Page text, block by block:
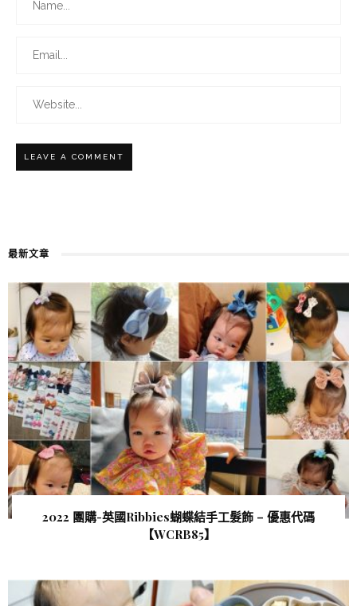
最新文章
2022 團購-英國Ribbies蝴蝶結手工髮飾 – 優惠代碼
【WCRB85 】